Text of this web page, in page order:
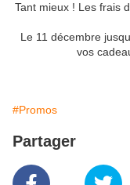
Tant mieux ! Les frais
Le 11 décembre
vos
#Promos
Partager